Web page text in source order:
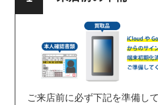
ご来店前に必ず下記を準備し